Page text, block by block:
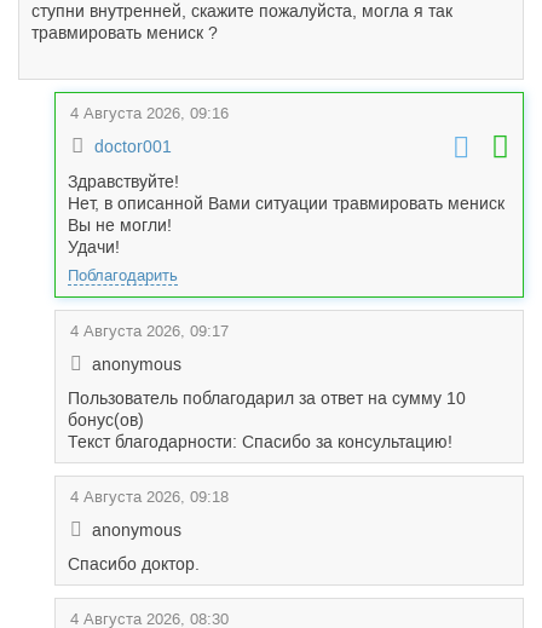
ступни внутренней, скажите пожалуйста, могла я так
травмировать мениск ?
4 Августа 2026, 09:16
doctor001
Здравствуйте!
Нет, в описанной Вами ситуации травмировать мениск
Вы не могли!
Удачи!
Поблагодарить
4 Августа 2026, 09:17
anonymous
Пользователь поблагодарил за ответ на сумму 10
бонус(ов)
Текст благодарности: Спасибо за консультацию!
4 Августа 2026, 09:18
anonymous
Спасибо доктор.
4 Августа 2026, 08:30